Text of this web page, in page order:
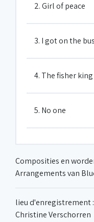
2. Girl of peace
3. I got on the bus
4. The fisher king
5. No one
6. Sweat
7. Where I belong
8. Love
Composities en
Arrangements van
lieu d'enregistrement
Christine Verschorren